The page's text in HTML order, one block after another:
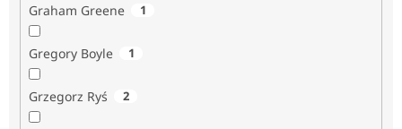
Graham Greene 1
Gregory Boyle 1
Grzegorz Ryś 2